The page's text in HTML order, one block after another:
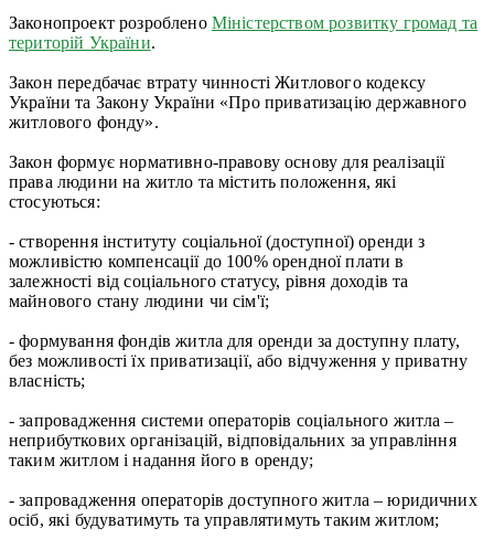
Законопроект розроблено Міністерством розвитку громад та
територій України.
Закон передбачає втрату чинності Житлового кодексу
України та Закону України «Про приватизацію державного
житлового фонду».
Закон формує нормативно-правову основу для реалізації
права людини на житло та містить положення, які
стосуються:
- створення інституту соціальної (доступної) оренди з
можливістю компенсації до 100% орендної плати в
залежності від соціального статусу, рівня доходів та
майнового стану людини чи сім'ї;
- формування фондів житла для оренди за доступну плату,
без можливості їх приватизації, або відчуження у приватну
власність;
- запровадження системи операторів соціального житла –
неприбуткових організацій, відповідальних за управління
таким житлом і надання його в оренду;
- запровадження операторів доступного житла – юридичних
осіб, які будуватимуть та управлятимуть таким житлом;